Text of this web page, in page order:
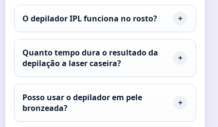
O depilador IPL funciona no rosto?
Quanto tempo dura o resultado da
depilação a laser caseira?
Posso usar o depilador em pele
bronzeada?